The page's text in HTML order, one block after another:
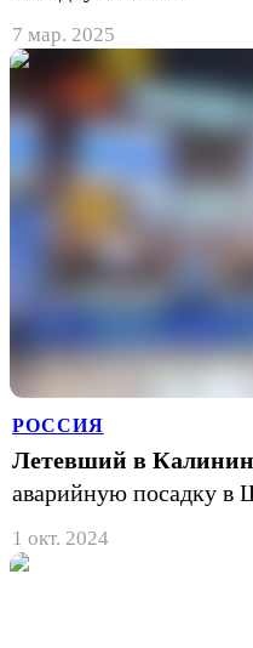
7 мар. 2025
РОССИЯ
Летевший в
аварийную посадку в
1 окт. 2024